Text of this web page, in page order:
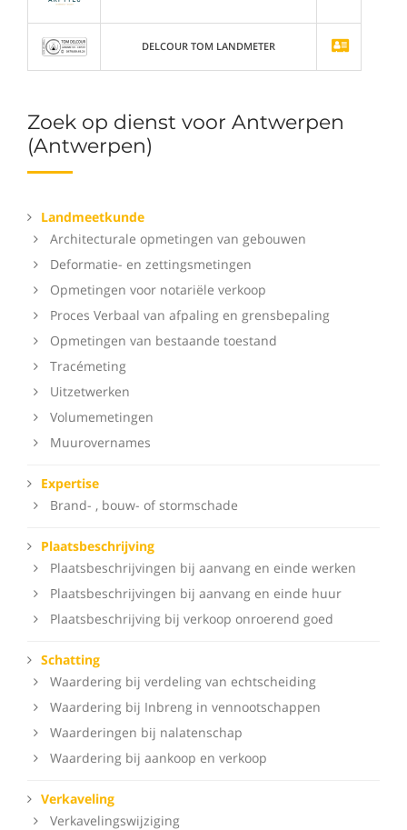
Zoek op dienst voor Antwerpen
(Antwerpen)
Landmeetkunde
Architecturale opmetingen van gebouwen
Deformatie- en zettingsmetingen
Opmetingen voor notariële verkoop
Proces Verbaal van afpaling en grensbepaling
Opmetingen van bestaande toestand
Tracémeting
Uitzetwerken
Volumemetingen
Muurovernames
Expertise
Brand- , bouw- of stormschade
Plaatsbeschrijving
Plaatsbeschrijvingen bij aanvang en einde werken
Plaatsbeschrijvingen bij aanvang en einde huur
Plaatsbeschrijving bij verkoop onroerend goed
Schatting
Waardering bij verdeling van echtscheiding
Waardering bij Inbreng in vennootschappen
Waarderingen bij nalatenschap
Waardering bij aankoop en verkoop
Verkaveling
Verkavelingswijziging
DELCOUR TOM LANDMETER